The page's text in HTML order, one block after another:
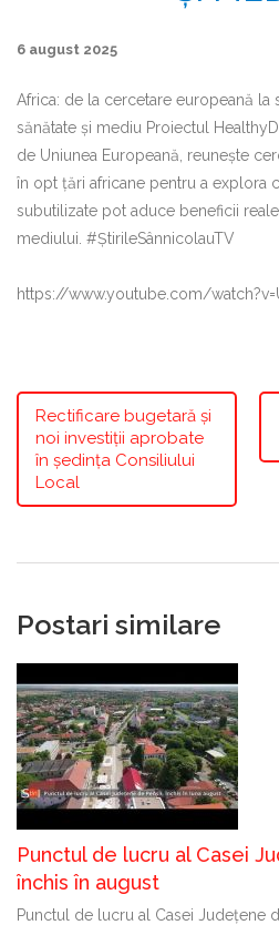
6 august 2025
Africa: de la cercetare europeană
sănătate și mediu Proiectul
de Uniunea Europeană, reunește
în opt țări africane pentru a explora
subutilizate pot aduce beneficii
mediului. #ȘtirileSânnicolauTV
https://www.youtube.com/
Rectificare bugetară și
noi investiții aprobate
în ședința Consiliului
Local
Postari similare
Punctul de lucru al Casei
închis în august
Punctul de lucru al Casei Județene